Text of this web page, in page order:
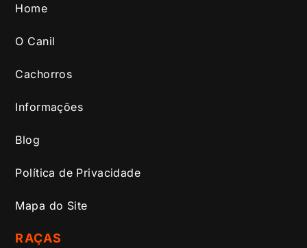
Home
O Canil
Cachorros
Informações
Blog
Política de Privacidade
Mapa do Site
RAÇAS